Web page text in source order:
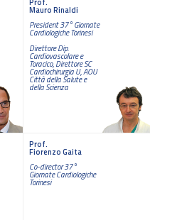
Mauro Rinaldi
President 37° Giornate
Cardiologiche Torinesi
Direttore Dip.
Cardiovascolare e
Toracico, Direttore SC
Cardiochirurgia U, AOU
Città della Salute e
della Scienza
Prof.
Fiorenzo Gaita
Co-director 37°
Giornate Cardiologiche
Torinesi